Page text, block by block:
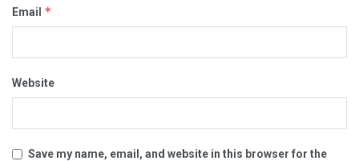
Email *
Website
Save my name, email, and website in this browser for the